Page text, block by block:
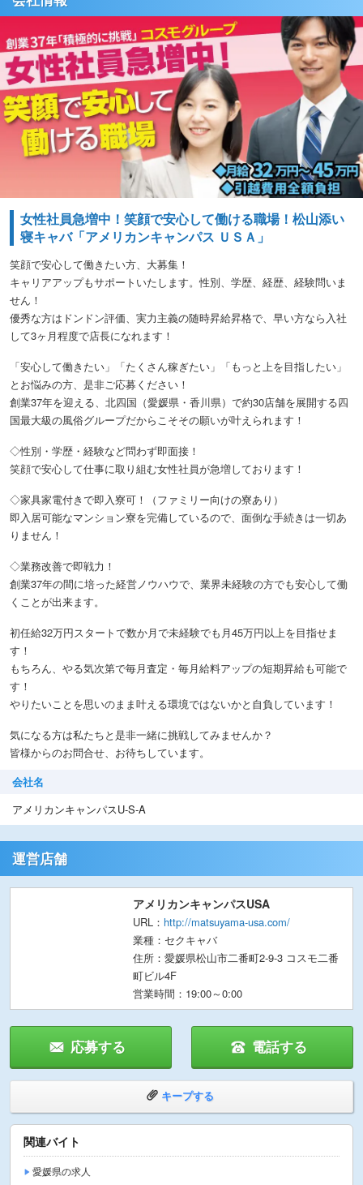
女性社員急増中！笑顔で安心して働ける職場！松山添い
寝キャバ「アメリカンキャンパス ＵＳＡ」
笑顔で安心して働きたい方、大募集！
キャリアアップもサポートいたします。性別、学歴、経歴、経験問いま
せん！
優秀な方はドンドン評価、実力主義の随時昇給昇格で、早い方なら入社
して3ヶ月程度で店長になれます！
「安心して働きたい」「たくさん稼ぎたい」「もっと上を目指したい」
とお悩みの方、是非ご応募ください！
創業37年を迎える、北四国（愛媛県・香川県）で約30店舗を展開する四
国最大級の風俗グループだからこそその願いが叶えられます！
◇性別・学歴・経験など問わず即面接！
笑顔で安心して仕事に取り組む女性社員が急増しております！
◇家具家電付きで即入寮可！（ファミリー向けの寮あり）
即入居可能なマンション寮を完備しているので、面倒な手続きは一切あ
りません！
◇業務改善で即戦力！
創業37年の間に培った経営ノウハウで、業界未経験の方でも安心して働
くことが出来ます。
初任給32万円スタートで数か月で未経験でも月45万円以上を目指せま
す！
もちろん、やる気次第で毎月査定・毎月給料アップの短期昇給も可能で
す！
やりたいことを思いのまま叶える環境ではないかと自負しています！
気になる方は私たちと是非一緒に挑戦してみませんか？
皆様からのお問合せ、お待ちしています。
会社名
アメリカンキャンパスU-S-A
運営店舗
アメリカンキャンパスUSA
URL： http://matsuyama-usa.com/
業種：セクキャバ
住所：愛媛県松山市二番町2-9-3 コスモ二番
町ビル4F
営業時間：19:00～0:00
応募する 電話する
キープする
関連バイト
愛媛県の求人